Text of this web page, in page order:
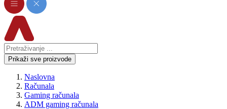
Prikaži sve proizvode
Naslovna
Računala
Gaming računala
ADM gaming računala